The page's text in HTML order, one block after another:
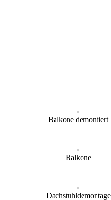
Balkone demontiert
Balkone
Dachstuhldemontage